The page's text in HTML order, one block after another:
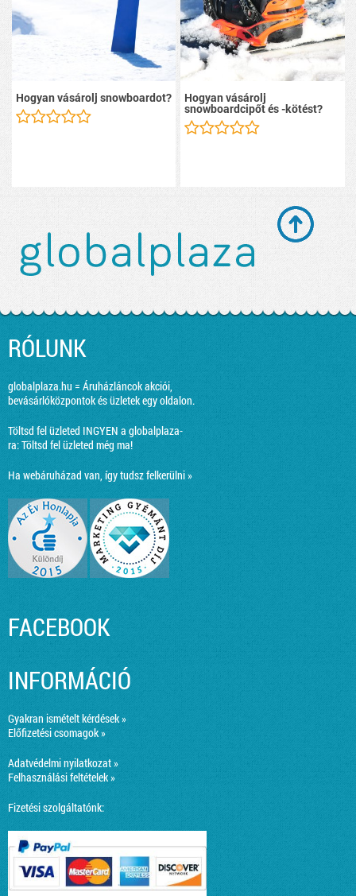
Hogyan vásárolj snowboardot? Hogyan vásárolj
snowboardcipőt és -kötést?
RÓLUNK
globalplaza.hu = Áruházláncok akciói,
bevásárlóközpontok és üzletek egy oldalon.
Töltsd fel üzleted INGYEN a globalplaza-
ra:Töltsd fel üzleted még ma!
Ha webáruházad van, így tudsz felkerülni »
FACEBOOK
INFORMÁCIÓ
Gyakran ismételt kérdések »
Előfizetési csomagok »
Adatvédelmi nyilatkozat »
Felhasználási feltételek »
Fizetési szolgáltatónk: